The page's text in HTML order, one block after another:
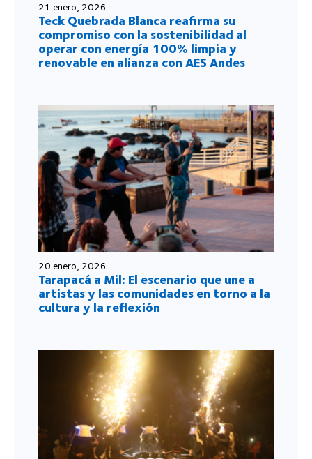
21 enero, 2026
Teck Quebrada Blanca reafirma su
compromiso con la sostenibilidad al
operar con energía 100% limpia y
renovable en alianza con AES Andes
20 enero, 2026
Tarapacá a Mil: El escenario que une a
artistas y las comunidades en torno a la
cultura y la reflexión